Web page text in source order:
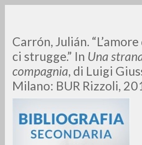
Carrón, Julián.
ci strugge.” In Una
compagnia, di Luigi
Milano: BUR Rizzoli,